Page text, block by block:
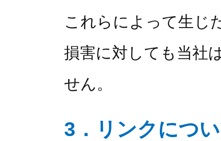
これらによって生じ
損害に対しても当社
せん。
3．リンクにつ